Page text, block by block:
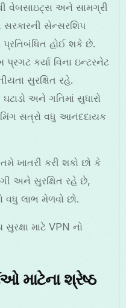
વેબસાઇટ્સ અને સામગ્રી
સરકારની સેન્સરશિપ
હોઈ શકે છે.
કર્યા વિના ઇન્ટરનેટ
સુરક્ષિત રહે.
અને ગતિમાં સુધારો
સત્રો વધુ આનંદદાયક
ખાતરી કરી શકો છો કે
અને સુરક્ષિત રહે છે,
વધુ લાભ મેળવો છો.
માટે VPN નો
માટેના શ્રેષ્ઠ